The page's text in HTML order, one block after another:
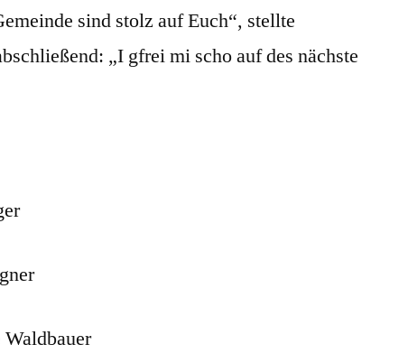
sind stolz auf Euch“, stellte
„I gfrei mi scho auf des nächste